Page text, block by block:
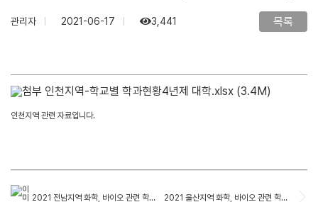
관리자 2021-06-17 3,441 목록
인천지역-학교별 학과현황4년제 대학.xlsx (3.4M)
​인천지역 관련 자료입니다.
2021 전남지역 화학, 바이오 관련 학교별 학과현황(4년제 대학) 2021 울산지역 화학, 바이오 관련 학교별 학과현황(4년제 대학)